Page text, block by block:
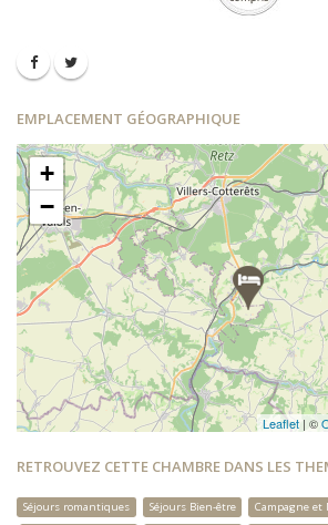
EMPLACEMENT GÉOGRAPHIQUE
+
−
Leaflet | ©
RETROUVEZ CETTE CHAMBRE DANS LES
Séjours romantiques Séjours Bien-être
Campagne et